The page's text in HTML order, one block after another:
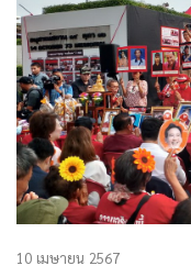
10 เมษายน 2567